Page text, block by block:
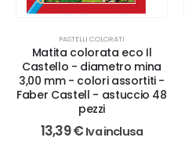
PASTELLI COLORATI
Matita colorata eco Il
Castello - diametro mina
3,00 mm - colori assortiti -
Faber Castell - astuccio 48
pezzi
13,39€ Iva inclusa